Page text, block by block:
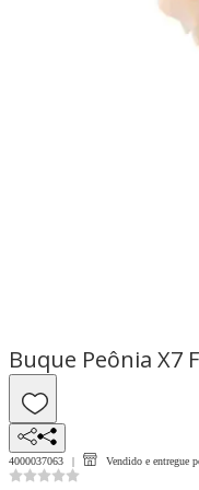
Buque Peônia X7
4000037063 Vendido e entregue